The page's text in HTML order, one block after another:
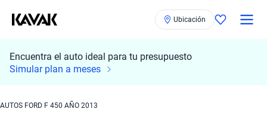
Ubicación
Encuentra el auto ideal para tu presupuesto
Simular plan a meses
AUTOS FORD F 450 AÑO 2013
Busca por marca